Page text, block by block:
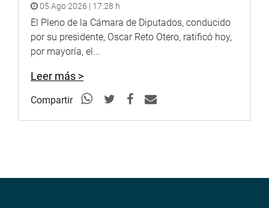
05 Ago 2026 | 17:28 h
El Pleno de la Cámara de Diputados, conducido
por su presidente, Oscar Reto Otero, ratificó hoy,
por mayoría, el...
Leer más >
Compartir